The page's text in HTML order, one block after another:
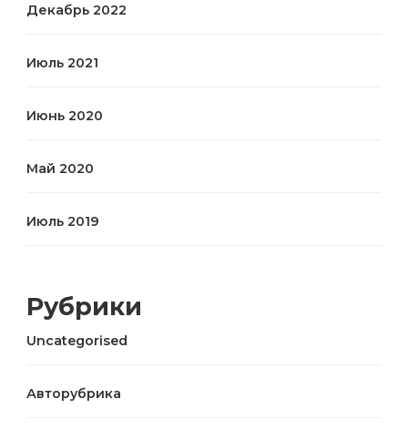
Декабрь 2022
Июль 2021
Июнь 2020
Май 2020
Июль 2019
Рубрики
Uncategorised
Авторубрика